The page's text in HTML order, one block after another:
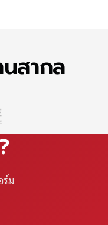
สากล
ร์ม